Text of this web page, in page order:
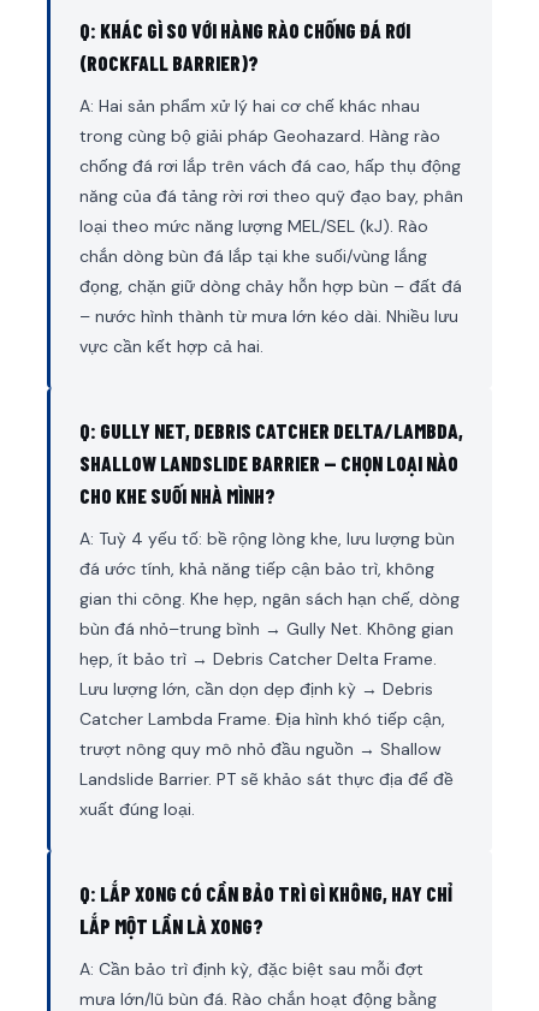
Q: KHÁC GÌ SO VỚI HÀNG RÀO CHỐNG ĐÁ RƠI
(ROCKFALL BARRIER)?
A: Hai sản phẩm xử lý hai cơ chế khác nhau
trong cùng bộ giải pháp Geohazard. Hàng rào
chống đá rơi lắp trên vách đá cao, hấp thụ động
năng của đá tảng rời rơi theo quỹ đạo bay, phân
loại theo mức năng lượng MEL/SEL (kJ). Rào
chắn dòng bùn đá lắp tại khe suối/vùng lắng
đọng, chặn giữ dòng chảy hỗn hợp bùn – đất đá
– nước hình thành từ mưa lớn kéo dài. Nhiều lưu
vực cần kết hợp cả hai.
Q: GULLY NET, DEBRIS CATCHER DELTA/LAMBDA,
SHALLOW LANDSLIDE BARRIER — CHỌN LOẠI NÀO
CHO KHE SUỐI NHÀ MÌNH?
A: Tuỳ 4 yếu tố: bề rộng lòng khe, lưu lượng bùn
đá ước tính, khả năng tiếp cận bảo trì, không
gian thi công. Khe hẹp, ngân sách hạn chế, dòng
bùn đá nhỏ–trung bình → Gully Net. Không gian
hẹp, ít bảo trì → Debris Catcher Delta Frame.
Lưu lượng lớn, cần dọn dẹp định kỳ → Debris
Catcher Lambda Frame. Địa hình khó tiếp cận,
trượt nông quy mô nhỏ đầu nguồn → Shallow
Landslide Barrier. PT sẽ khảo sát thực địa để đề
xuất đúng loại.
Q: LẮP XONG CÓ CẦN BẢO TRÌ GÌ KHÔNG, HAY CHỈ
LẮP MỘT LẦN LÀ XONG?
A: Cần bảo trì định kỳ, đặc biệt sau mỗi đợt
mưa lớn/lũ bùn đá. Rào chắn hoạt động bằng